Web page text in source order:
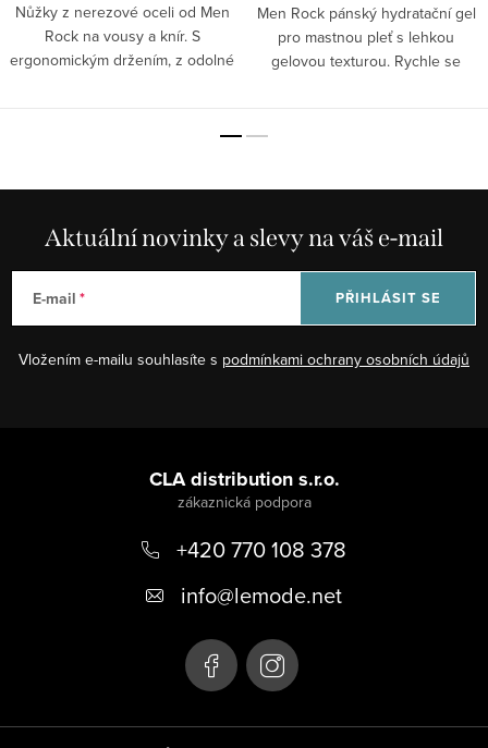
Nůžky z nerezové oceli od Men
Rock na vousy a knír. S
ergonomickým držením, z odolné
Men Rock pánský hydratační gel
pro mastnou pleť s lehkou
gelovou texturou. Rychle se
Aktuální novinky a slevy na váš e-mail
E-mail
Vložením e-mailu souhlasíte s podmínkami ochrany osobních údajů
PŘIHLÁSIT SE
CLA distribution s.r.o.
+420 770 108 378
info@lemode.net